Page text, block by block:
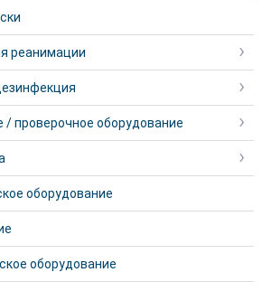
реанимации
/ проверочное оборудование
оборудование
оборудование